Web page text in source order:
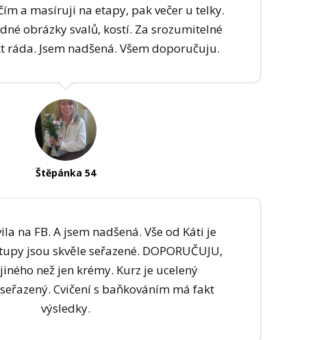
a masíruji na etapy, pak večer u telky.
obrázky svalů, kostí. Za srozumitelné
ráda. Jsem nadšená. Všem doporučuju.
Štěpánka 54
na FB. A jsem nadšená. Vše od Káti je
jsou skvěle seřazené. DOPORUČUJU,
než jen krémy. Kurz je ucelený
Cvičení s baňkováním má fakt
výsledky.